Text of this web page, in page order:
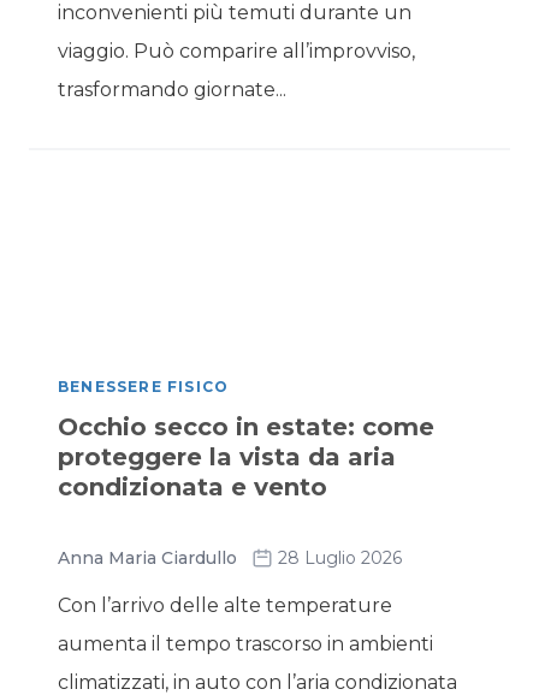
inconvenienti più temuti durante un
viaggio. Può comparire all’improvviso,
trasformando giornate...
BENESSERE FISICO
Occhio secco in estate: come
proteggere la vista da aria
condizionata e vento
Anna Maria Ciardullo 28 Luglio 2026
Con l’arrivo delle alte temperature
aumenta il tempo trascorso in ambienti
climatizzati, in auto con l’aria condizionata